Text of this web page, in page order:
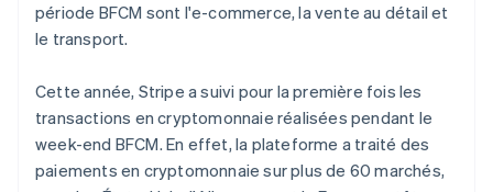
période BFCM sont l'e-commerce, la vente au détail et
le transport.
Cette année, Stripe a suivi pour la première fois les
transactions en cryptomonnaie réalisées pendant le
week-end BFCM. En effet, la plateforme a traité des
paiements en cryptomonnaie sur plus de 60 marchés,